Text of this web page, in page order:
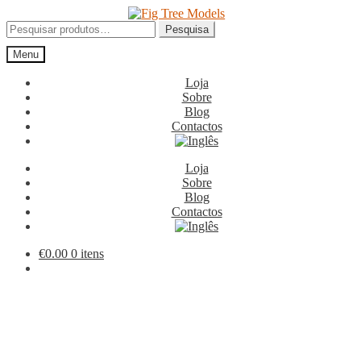
para
a
navegação
para
o
conteúdo
Pesquisar
por:
Pesquisa
Menu
Loja
Sobre
Blog
Contactos
Loja
Sobre
Blog
Contactos
€0.00 0 itens